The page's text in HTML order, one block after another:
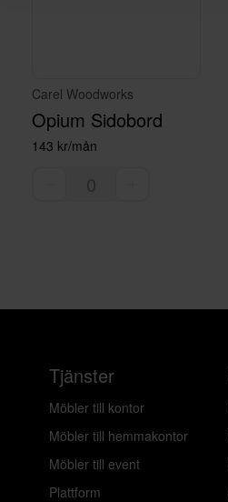
Carel Woodworks
Opium Sidobord
143 kr/mån
Tjänster
Möbler till kontor
Möbler till hemmakontor
Möbler till event
Plattform